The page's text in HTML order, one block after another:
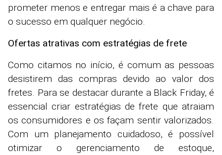
prometer menos e entregar mais é a chave para
o sucesso em qualquer negócio.
Ofertas atrativas com estratégias de frete
Como citamos no início, é comum as pessoas
desistirem das compras devido ao valor dos
fretes. Para se destacar durante a Black Friday, é
essencial criar estratégias de frete que atraiam
os consumidores e os façam sentir valorizados.
Com um planejamento cuidadoso, é possível
otimizar o gerenciamento de estoque,